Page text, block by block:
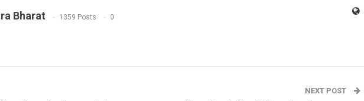
Bharat 1359 Posts 0
NEXT POST